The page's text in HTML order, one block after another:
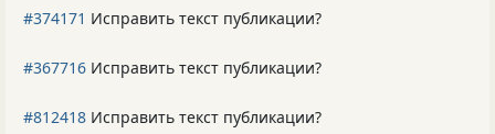
#374171 Исправить текст публикации?
#367716 Исправить текст публикации?
#812418 Исправить текст публикации?